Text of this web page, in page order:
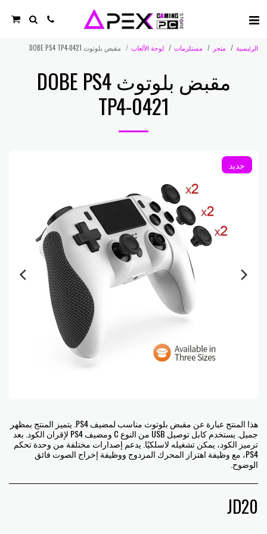
الرئيسية متجر مستلزمات لوحة الألعاب مقبض بلوتوث DOBE PS4 TP4-0421
مقبض بلوتوث DOBE PS4
TP4-0421
جديد
هذا المنتج عبارة عن مقبض بلوتوث مناسب لمضيف PS4. يتميز المنتج بمظهر
جميل. يستخدم كابل توصيل USB من النوع C ومضيف PS4 لإقران الكود. بعد
ترميز الكود، يمكن تشغيله لاسلكيًا. يدعم إصدارات مختلفة من وحدة تحكم
PS4، مع وظيفة اهتزاز المحرك المزدوج ووظيفة إخراج الصوت فائق
الوضوح.
JD20